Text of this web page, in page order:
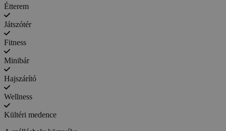
Étterem
Játszótér
Fitness
Minibár
Hajszárító
Wellness
Kültéri medence